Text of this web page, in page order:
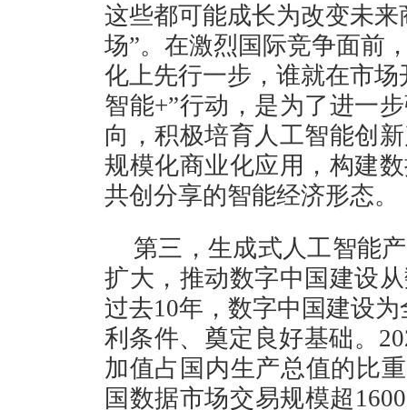
这些都可能成长为改变未
场”。在激烈国际竞争面前
化上先行一步，谁就在市
智能+”行动，是为了进一
向，积极培育人工智能创
规模化商业化应用，构建
共创分享的智能经济形态。
第三，生成式人工智能
扩大，推动数字中国建设
过去10年，数字中国建设
利条件、奠定良好基础。
加值占国内生产总值的比
国数据市场交易规模超